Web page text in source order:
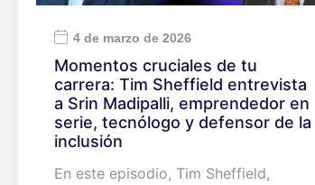
4 de marzo de 2026
Momentos cruciales de tu
carrera: Tim Sheffield entrevista
a Srin Madipalli, emprendedor en
serie, tecnólogo y defensor de la
inclusión
En este episodio, Tim Sheffield,